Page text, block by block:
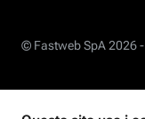
© Fastweb SpA 2026 -